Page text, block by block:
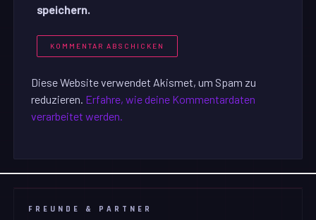
speichern.
Diese Website verwendet Akismet, um Spam zu
reduzieren. Erfahre, wie deine Kommentardaten
verarbeitet werden.
FREUNDE & PARTNER